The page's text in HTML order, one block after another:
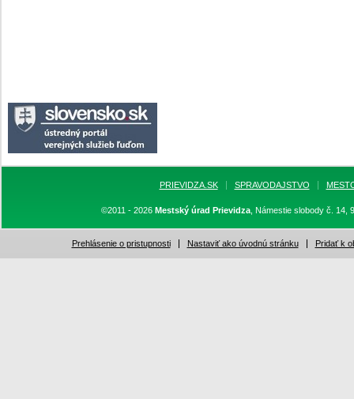
PRIEVIDZA.SK SPRAVODAJSTVO
©2011 - 2026 Mestský úrad Prievidza, Námestie slobody č. 14,
Prehlásenie o pristupnosti Nastaviť ako úvodnú stránku Pridať k